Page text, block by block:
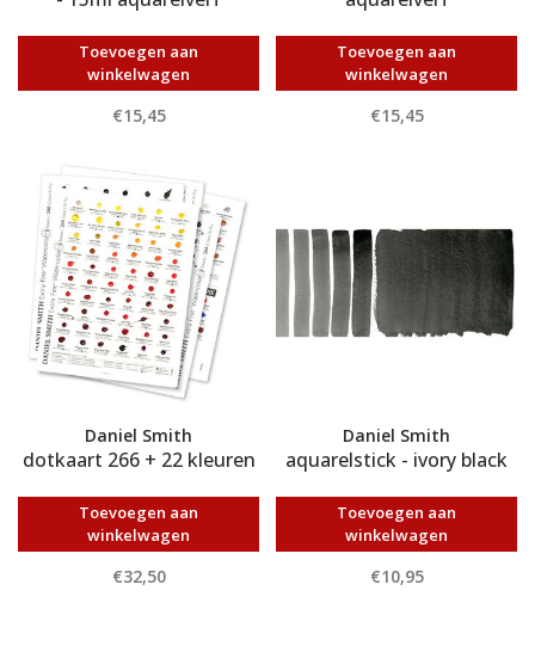
Toevoegen aan
winkelwagen
€15,45
Toevoegen aan
winkelwagen
€15,45
Daniel Smith
dotkaart 266 + 22 kleuren
Toevoegen aan
winkelwagen
€32,50
Daniel Smith
aquarelstick - ivory black
Toevoegen aan
winkelwagen
€10,95